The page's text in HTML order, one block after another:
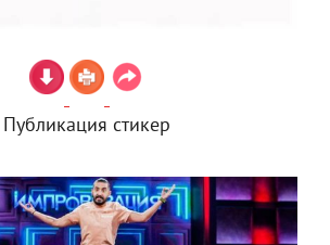
Публикация стикер